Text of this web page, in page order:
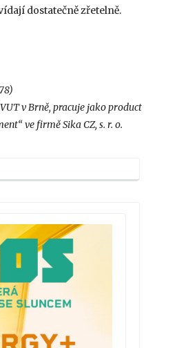
dostatečně zřetelně.
v Brně, pracuje jako product
ve firmě Sika CZ, s. r. o.